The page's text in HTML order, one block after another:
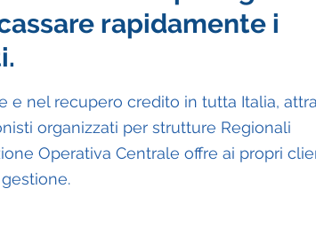
rapidamente i
e nel recupero credito in tutta Italia,
organizzati per strutture Regionali
Operativa Centrale offre ai propri